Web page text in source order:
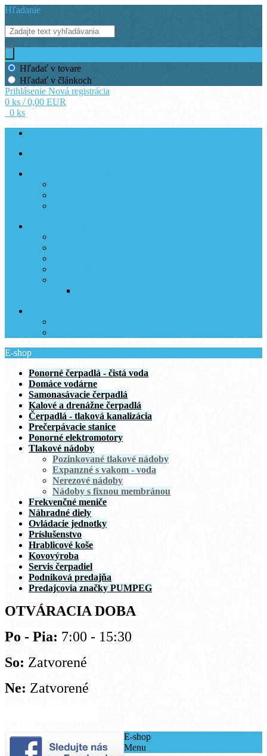
Hľadanie
Hľadať v tovare
Hľadať v článkoch
Prihlásenie Nová registrácia
0 ks / 0,00 EUR
0 ks
E-shop
Ponorné čerpadlá - čistá voda
Domáce vodárne
Samonasávacie čerpadlá
Kalové a drenážne čerpadlá
Čerpadlá - tlaková kanalizácia
Prečerpávacie stanice
Ponorné elektromotory
Tlakové nádoby
Pozinkované tlakové nádoby
Expanzné s vakom - voda
Nerezové nádoby
Nádoby s fixnou membránou
Frekvenčné meniče
Náhradné diely
Ovládacie jednotky
Príslušenstvo
Hrablicové koše
Kovovýroba
Servis čerpadiel
Podniková predajňa
Predajcovia značky PUMPEG
OTVÁRACIA DOBA
Po - Pia: 7:00 - 15:30
So: Zatvorené
Ne: Zatvorené
E-shop
Menu